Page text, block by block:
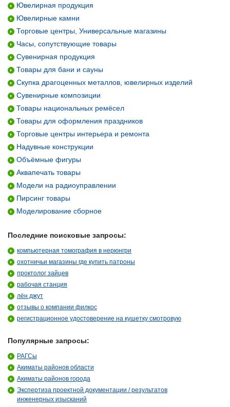
Ювелирная продукция
Ювелирные камни
Торговые центры, Универсальные магазины
Часы, сопутствующие товары
Сувенирная продукция
Товары для бани и сауны
Скупка драгоценных металлов, ювелирных изделий
Сувенирные композиции
Товары национальных ремёсел
Товары для оформления праздников
Торговые центры интерьера и ремонта
Надувные конструкции
Объёмные фигуры
Аквапечать товары
Модели на радиоуправлении
Пирсинг товары
Моделирование сборное
Последние поисковые запросы:
компьютерная томография в нерюнгри
охотничьи магазины где купить патроны
проктолог зайцев
рабочая станция
лён джут
отзывы о компании филкос
регистрационное удостоверение на кушетку смотровую
Популярные запросы:
РАГСы
Акиматы районов области
Акиматы районов города
Экспертиза проектной документации / результатов
инженерных изысканий